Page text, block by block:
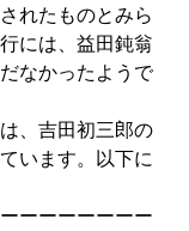
れたものとみら
には、益田鈍翁
なかったようで
、吉田初三郎の
います。以下に
ーーーーーーー